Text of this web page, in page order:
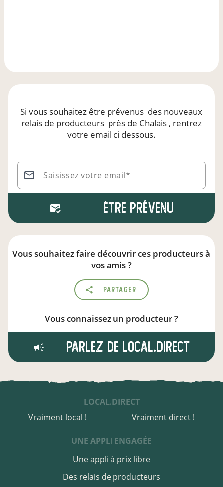
Si vous souhaitez être prévenus des nouveaux
relais de producteurs près de Chalais, rentrez
votre email ci dessous.
Saisissez votre email*
Être prévenu
Vous souhaitez faire découvrir ces producteurs à
vos amis ?
Partager
Vous connaissez un producteur ?
Parlez de local.direct
LOCAL.DIRECT
Vraiment local !
Vraiment direct !
UNE APPLI ENGAGÉE
Une appli à prix libre
Des relais de producteurs